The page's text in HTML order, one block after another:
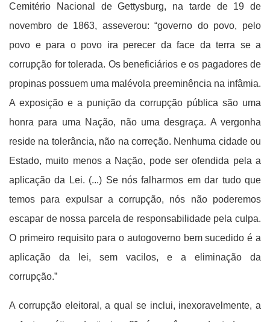
Cemitério Nacional de Gettysburg, na tarde de 19 de
novembro de 1863, asseverou: “governo do povo, pelo
povo e para o povo ira perecer da face da terra se a
corrupção for tolerada. Os beneficiários e os pagadores de
propinas possuem uma malévola preeminência na infâmia.
A exposição e a punição da corrupção pública são uma
honra para uma Nação, não uma desgraça. A vergonha
reside na tolerância, não na correção. Nenhuma cidade ou
Estado, muito menos a Nação, pode ser ofendida pela a
aplicação da Lei. (...) Se nós falharmos em dar tudo que
temos para expulsar a corrupção, nós não poderemos
escapar de nossa parcela de responsabilidade pela culpa.
O primeiro requisito para o autogoverno bem sucedido é a
aplicação da lei, sem vacilos, e a eliminação da
corrupção.”
A corrupção eleitoral, a qual se inclui, inexoravelmente, a